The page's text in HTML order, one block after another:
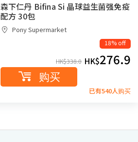
森下仁丹 Bifina Si 晶球益生菌强免疫
配方 30包
Pony Supermarket
18% off
HK$338.0 HK$276.9
购买
已有540人购买